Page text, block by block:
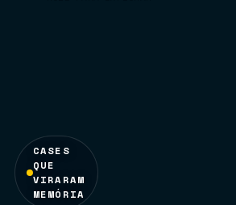
CASES
QUE
VIRARAM
MEMÓRIA